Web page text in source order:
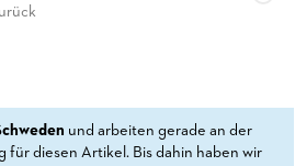
und arbeiten gerade an der
für diesen Artikel. Bis dahin haben wir